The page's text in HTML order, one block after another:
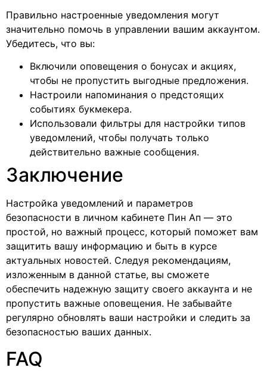
Правильно настроенные уведомления могут
значительно помочь в управлении вашим аккаунтом.
Убедитесь, что вы:
Включили оповещения о бонусах и акциях,
чтобы не пропустить выгодные предложения.
Настроили напоминания о предстоящих
событиях букмекера.
Использовали фильтры для настройки типов
уведомлений, чтобы получать только
действительно важные сообщения.
Заключение
Настройка уведомлений и параметров
безопасности в личном кабинете Пин Ап — это
простой, но важный процесс, который поможет вам
защитить вашу информацию и быть в курсе
актуальных новостей. Следуя рекомендациям,
изложенным в данной статье, вы сможете
обеспечить надежную защиту своего аккаунта и не
пропустить важные оповещения. Не забывайте
регулярно обновлять ваши настройки и следить за
безопасностью ваших данных.
FAQ